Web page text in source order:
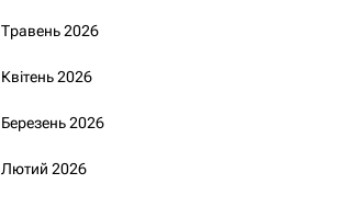
Травень 2026
Квітень 2026
Березень 2026
Лютий 2026